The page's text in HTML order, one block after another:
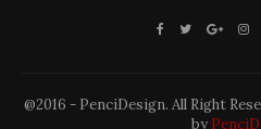
@2016 - PenciDesign. All Right
by